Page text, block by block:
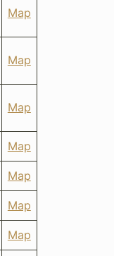
Map
Map
Map
Map
Map
Map
Map